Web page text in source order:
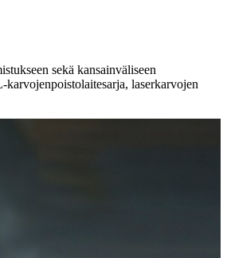
sekä kansainväliseen
laserkarvojen